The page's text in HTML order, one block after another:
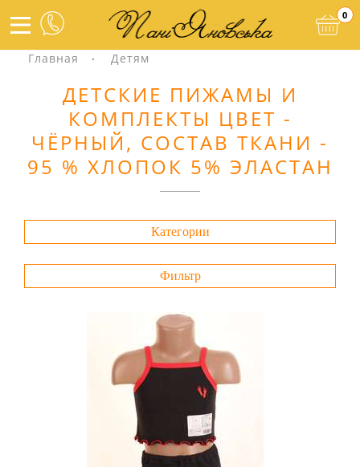
0
Главная Детям
ДЕТСКИЕ ПИЖАМЫ И
КОМПЛЕКТЫ ЦВЕТ -
ЧЁРНЫЙ, СОСТАВ ТКАНИ -
95 % ХЛОПОК 5% ЭЛАСТАН
Категории
Фильтр